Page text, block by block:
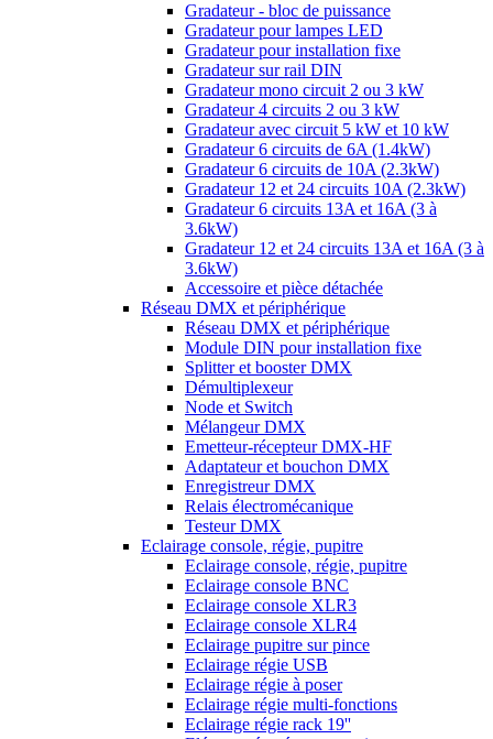
Gradateur - bloc de puissance
Gradateur pour lampes LED
Gradateur pour installation fixe
Gradateur sur rail DIN
Gradateur mono circuit 2 ou 3 kW
Gradateur 4 circuits 2 ou 3 kW
Gradateur avec circuit 5 kW et 10 kW
Gradateur 6 circuits de 6A (1.4kW)
Gradateur 6 circuits de 10A (2.3kW)
Gradateur 12 et 24 circuits 10A (2.3kW)
Gradateur 6 circuits 13A et 16A (3 à
3.6kW)
Gradateur 12 et 24 circuits 13A et 16A (3 à
3.6kW)
Accessoire et pièce détachée
Réseau DMX et périphérique
Réseau DMX et périphérique
Module DIN pour installation fixe
Splitter et booster DMX
Démultiplexeur
Node et Switch
Mélangeur DMX
Emetteur-récepteur DMX-HF
Adaptateur et bouchon DMX
Enregistreur DMX
Relais électromécanique
Testeur DMX
Eclairage console, régie, pupitre
Eclairage console, régie, pupitre
Eclairage console BNC
Eclairage console XLR3
Eclairage console XLR4
Eclairage pupitre sur pince
Eclairage régie USB
Eclairage régie à poser
Eclairage régie multi-fonctions
Eclairage régie rack 19''